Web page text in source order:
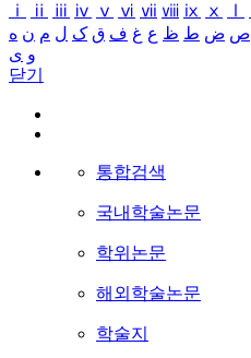
ⅰ
ⅱ ⅲ ⅳ ⅴ ⅵ ⅶ ⅷ ⅸ ⅹ
ص ض ط ظ ع غ ف ق ک ل م ن ه
و ی
닫기
통합검색
국내학술논문
학위논문
해외학술논문
학술지